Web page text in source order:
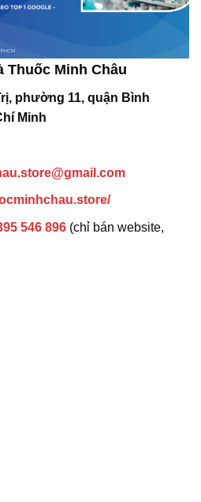
Thuốc Minh Châu
phường 11, quận Bình
Minh
546 896 (chỉ bán website,